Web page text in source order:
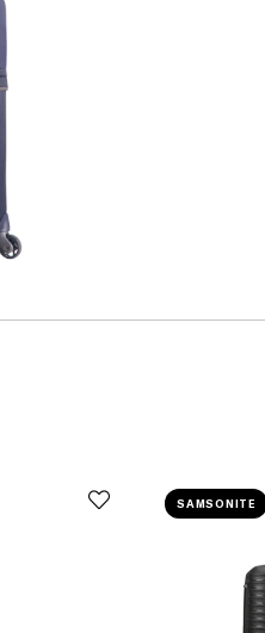
SAMSONITE